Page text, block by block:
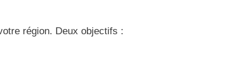
région. Deux objectifs :